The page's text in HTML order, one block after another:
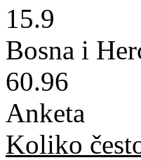
15.9
Bosna i
60.96
Anketa
Koliko